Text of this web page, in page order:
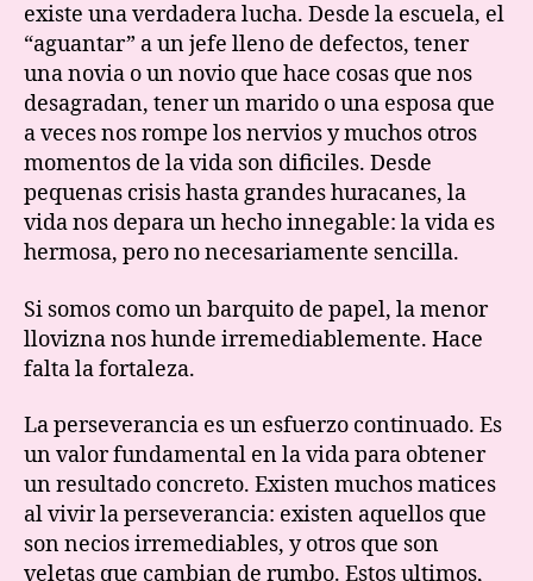
existe una verdadera lucha. Desde la escuela, el
“aguantar” a un jefe lleno de defectos, tener
una novia o un novio que hace cosas que nos
desagradan, tener un marido o una esposa que
a veces nos rompe los nervios y muchos otros
momentos de la vida son dificiles. Desde
pequenas crisis hasta grandes huracanes, la
vida nos depara un hecho innegable: la vida es
hermosa, pero no necesariamente sencilla.
Si somos como un barquito de papel, la menor
llovizna nos hunde irremediablemente. Hace
falta la fortaleza.
La perseverancia es un esfuerzo continuado. Es
un valor fundamental en la vida para obtener
un resultado concreto. Existen muchos matices
al vivir la perseverancia: existen aquellos que
son necios irremediables, y otros que son
veletas que cambian de rumbo. Estos ultimos,